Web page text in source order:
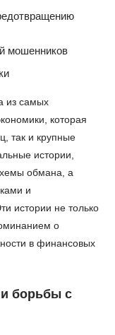
мошенников
из самых
которая
так и крупные
истории,
обмана, а
и
истории не только
о
в финансовых
борьбы с